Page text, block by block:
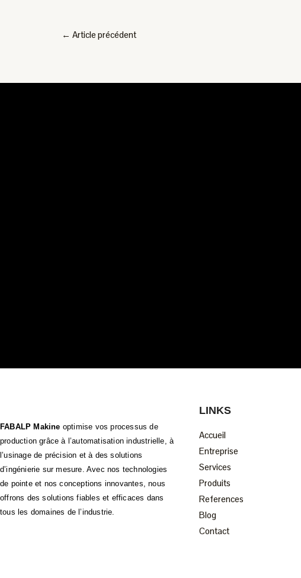
← Article précédent
FABALP Makine optimise vos processus de
production grâce à l’automatisation industrielle, à
l’usinage de précision et à des solutions
d’ingénierie sur mesure. Avec nos technologies
de pointe et nos conceptions innovantes, nous
offrons des solutions fiables et efficaces dans
tous les domaines de l’industrie.
LINKS
Accueil
Entreprise
Services
Produits
References
Blog
Contact